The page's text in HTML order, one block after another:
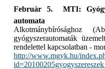
Február 5.  MTI:
automata
gyógyszerautomaták
rendelettel kapcsolatban -
http://www.mgyk.hu/